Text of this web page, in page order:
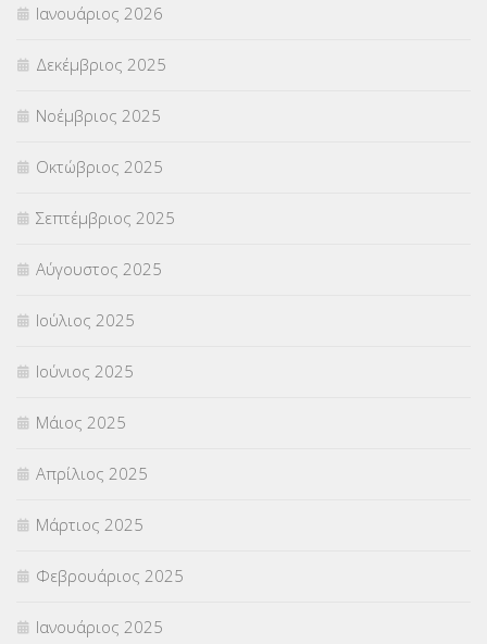
ΣΥΝΤΑΞΕΙΣ(12)
ΣΧΟΛΙΚΟΙ ΣΥΜΒΟΥΛΟΙ
ΥΠΕΡΑΡΙΘΜΟΙ(1)
ΥΠΟΤΡΟΦΙΕΣ(28)
ΦΥΣΙΚΗ ΑΓΩΓΗ(692)
Χωρίς κατηγορία
Ιανουάριος 2026
Δεκέμβριος 2025
Νοέμβριος 2025
Οκτώβριος 2025
Σεπτέμβριος 2025
Αύγουστος 2025
Ιούλιος 2025
Ιούνιος 2025
Μάιος 2025
Απρίλιος 2025
Μάρτιος 2025
Φεβρουάριος 2025
Ιανουάριος 2025